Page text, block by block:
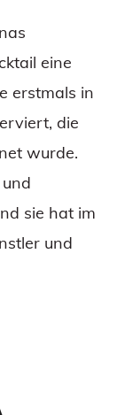
eine
erstmals in
die
wurde.
sie hat im
und